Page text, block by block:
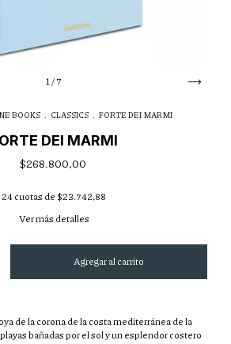
1/7
BOOKS . CLASSICS . FORTE DEI MARMI
DEI MARMI
$268.800,00
24cuotas de $23.742,88
Ver más detalles
de la corona de la costa mediterránea de la
bañadas por el sol y un esplendor costero